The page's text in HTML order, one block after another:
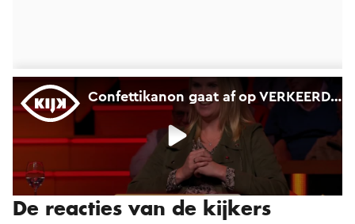
De reacties van de kijkers